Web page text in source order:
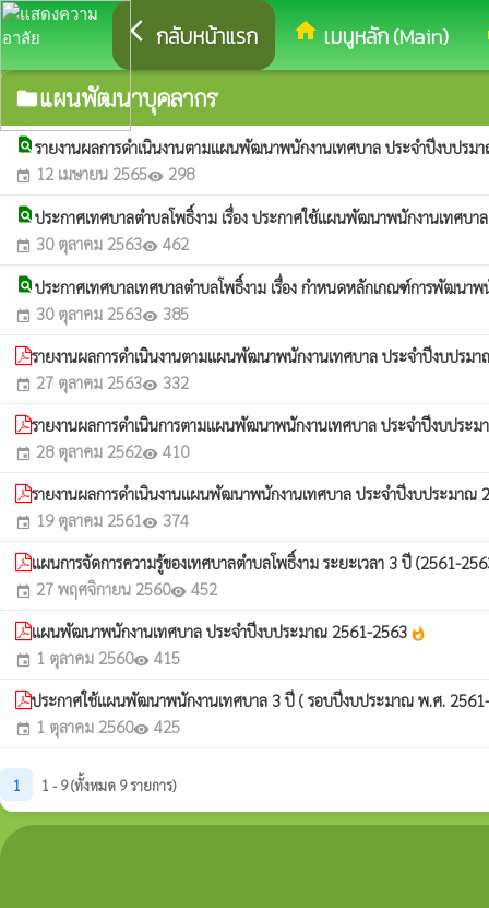
arrow_back_ios กลับหน้าแรก home เมนูหลัก (Main)
folderแผนพัฒนาบุคลากร
find_in_pageรายงานผลการดำเนินงานตามแผนพัฒนาพนักงานเทศบาล ประจำปีงบปร
event 12 เมษายน 2565visibility 298
find_in_pageประกาศเทศบาลตำบลโพธิ์งาม เรื่อง ประกาศใช้แผนพัฒนาพนักงานเทศ
event 30 ตุลาคม 2563visibility 462
find_in_pageประกาศเทศบาลเทศบาลตำบลโพธิ์งาม เรื่อง กำหนดหลักเกณฑ์การพัฒน
event 30 ตุลาคม 2563visibility 385
รายงานผลการดำเนินงานตามแผนพัฒนาพนักงานเทศบาล ประจำปีงบปรม
event 27 ตุลาคม 2563visibility 332
รายงานผลการดำเนินการตามแผนพัฒนาพนักงานเทศบาล ประจำปีงบประ
event 28 ตุลาคม 2562visibility 410
รายงานผลการดำเนินงานแผนพัฒนาพนักงานเทศบาล ประจำปีงบประมาณ
event 19 ตุลาคม 2561visibility 374
แผนการจัดการความรู้ของเทศบาลตำบลโพธิ์งาม ระยะเวลา 3 ปี (2561-
event 27 พฤศจิกายน 2560visibility 452
แผนพัฒนาพนักงานเทศบาล ประจำปีงบประมาณ 2561-2563 whatshot
event 1 ตุลาคม 2560visibility 415
ประกาศใช้แผนพัฒนาพนักงานเทศบาล 3 ปี ( รอบปีงบประมาณ พ.ศ.
event 1 ตุลาคม 2560visibility 425
1 1 - 9 (ทั้งหมด 9 รายการ)